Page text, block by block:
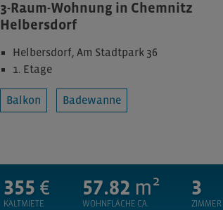
3-Raum-Wohnung in Chemnitz
Helbersdorf
Helbersdorf, Am Stadtpark 36
1. Etage
Balkon Badewanne
355 €
KALTMIETE
57.82 m²
WOHNFLÄCHE CA.
3
ZIMMER